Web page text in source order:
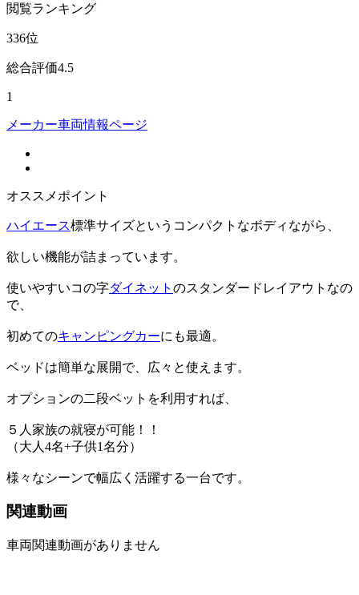
閲覧ランキング
336位
総合評価4.5
1
メーカー車両情報ページ
オススメポイント
ハイエース標準サイズというコンパクトなボディながら、
欲しい機能が詰まっています。
使いやすいコの字ダイネット のスタンダードレイアウトなの
で、
初めてのキャンピングカーにも最適。
ベッドは簡単な展開で、広々と使えます。
オプションの二段ベットを利用すれば、
５人家族の就寝が可能！！
（大人4名+子供1名分）
様々なシーンで幅広く活躍する一台です。
関連動画
車両関連動画がありません